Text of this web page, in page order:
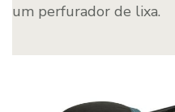
um perfurador de lixa.